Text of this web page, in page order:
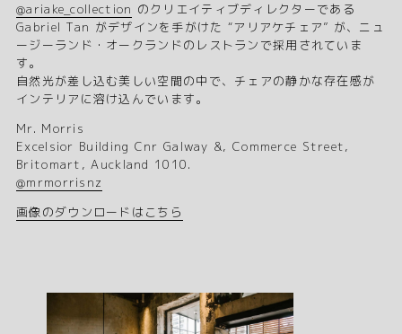
@ariake_collection のクリエイティブディレクターである
Gabriel Tan がデザインを手がけた “アリアケチェア” が、ニュ
ージーランド・オークランドのレストランで採用されていま
す。
自然光が差し込む美しい空間の中で、チェアの静かな存在感が
インテリアに溶け込んでいます。
Mr. Morris
Excelsior Building Cnr Galway &, Commerce Street,
Britomart, Auckland 1010.
@mrmorrisnz
画像のダウンロードはこちら